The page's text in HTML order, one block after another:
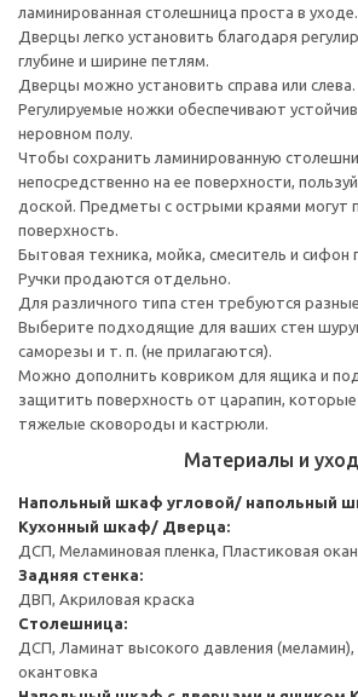
ламинированная столешница проста в уходе.
Дверцы легко установить благодаря
глубине и ширине петлям.
Дверцы можно установить справа или слева.
Регулируемые ножки обеспечивают
неровном полу.
Чтобы сохранить ламинированную
непосредственно на ее поверхности,
доской. Предметы с острыми краями могут
поверхность.
Бытовая техника, мойка, смеситель и сифон
Ручки продаются отдельно.
Для различного типа стен требуются
Выберите подходящие для ваших стен
саморезы и т. п. (не прилагаются).
Можно дополнить ковриком для ящика и
защитить поверхность от царапин, которые
тяжелые сковороды и кастрюли.
Материалы и уход
Напольный шкаф угловой/ напольный
Кухонный шкаф/ Дверца:
ДСП, Меламиновая пленка, Пластиковая
Задняя стенка:
ДВП, Акриловая краска
Столешница:
ДСП, Ламинат высокого давления (меламин),
окантовка